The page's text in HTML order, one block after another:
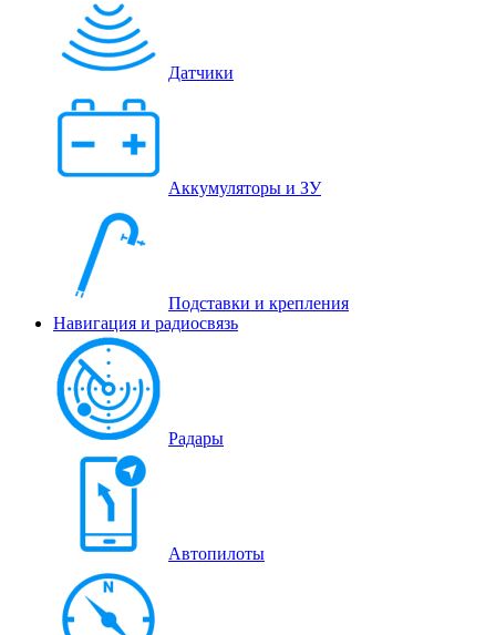
Датчики
Аккумуляторы и ЗУ
Подставки и крепления
Навигация и радиосвязь
Радары
Автопилоты